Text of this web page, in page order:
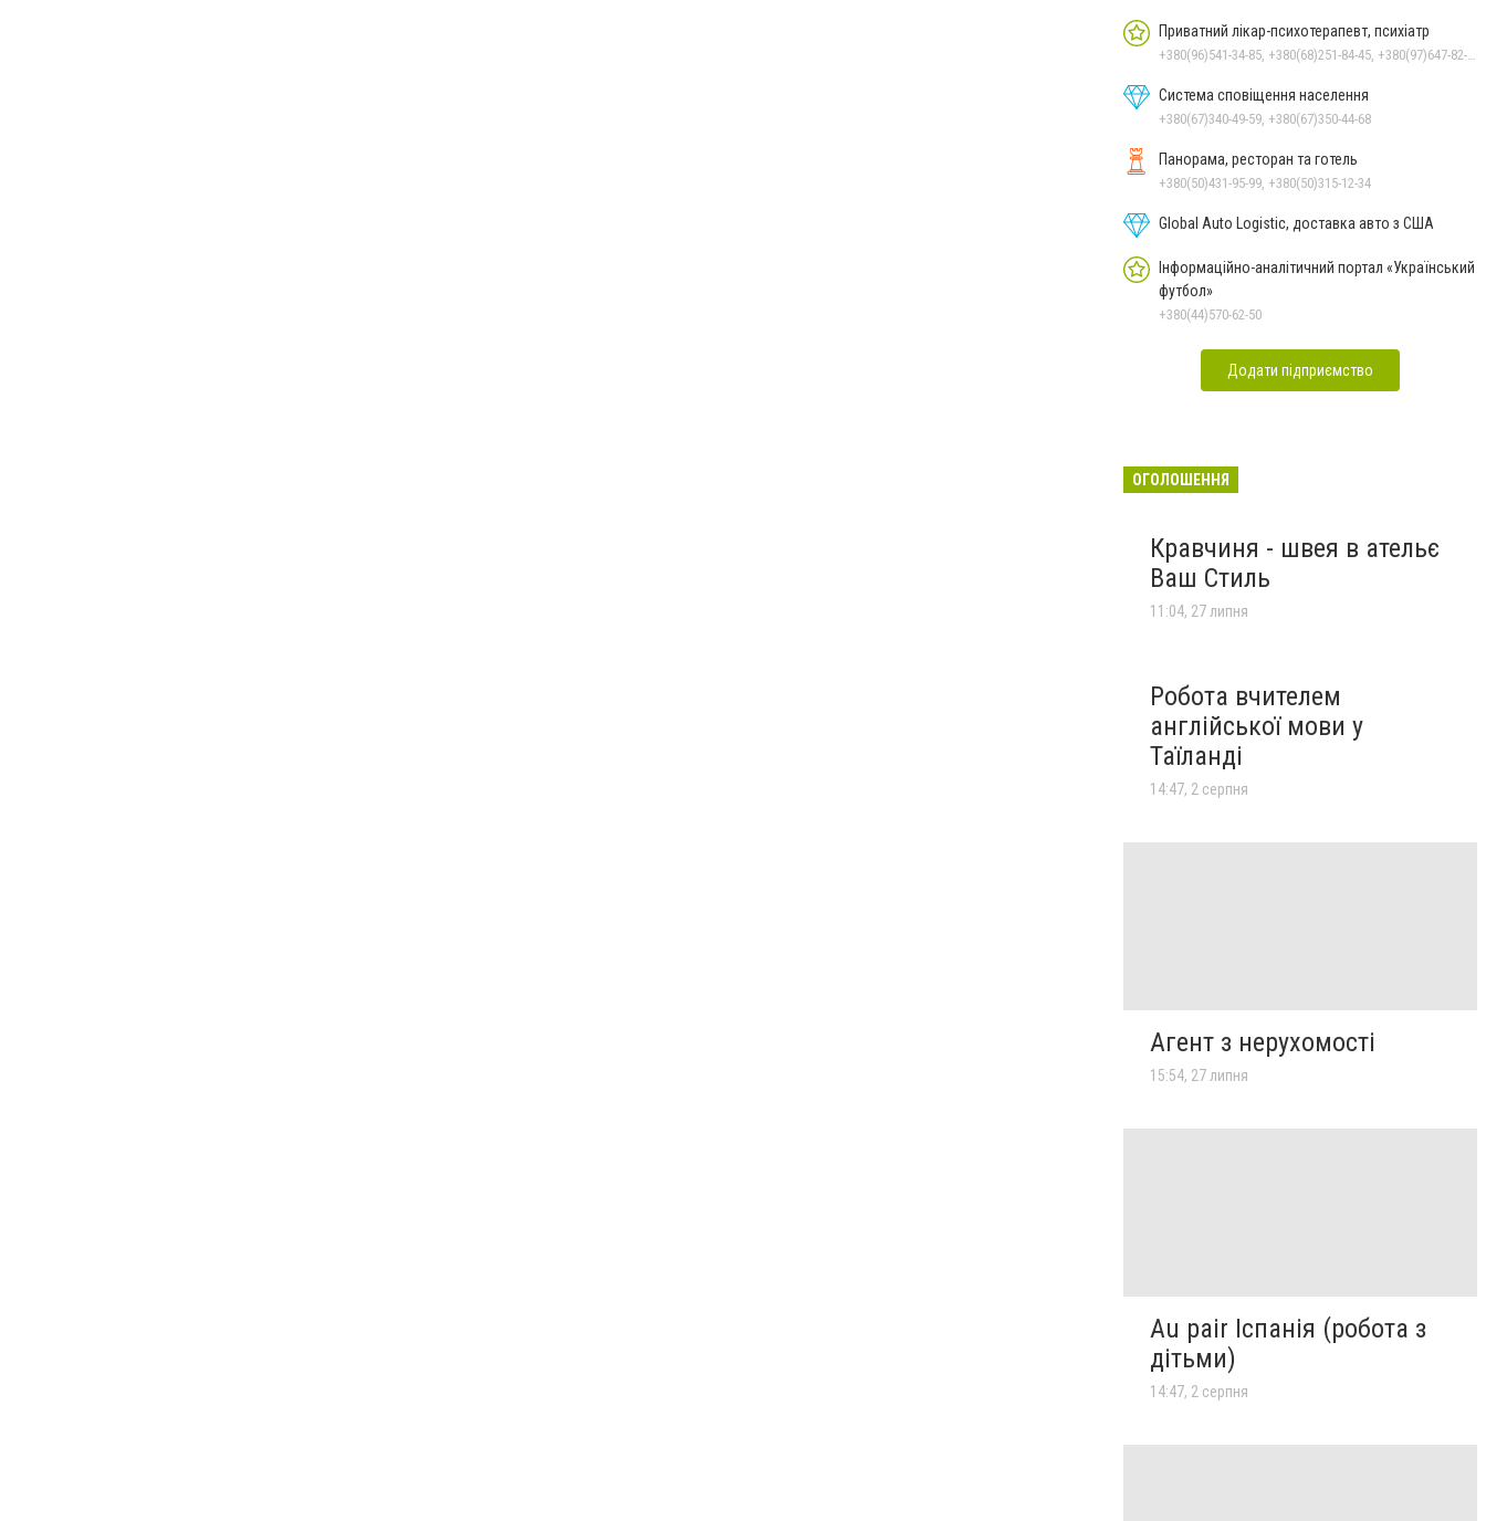
Приватний лікар-психотерапевт, психіатр
Система сповіщення населення
+380(67)340-49-59, +380(67)350-44-68
Панорама, ресторан та готель
+380(50)431-95-99, +380(50)315-12-34
Global Auto Logistic, доставка авто з США
Інформаційно-аналітичний портал «Український
футбол»
+380(44)570-62-50
Додати підприємство
ОГОЛОШЕННЯ
Кравчиня - швея в ательє
Ваш Стиль
11:04, 27 липня
Робота вчителем
англійської мови у
Таїланді
14:47, 2 серпня
Агент з нерухомості
15:54, 27 липня
Au pair Іспанія (робота з
дітьми)
14:47, 2 серпня